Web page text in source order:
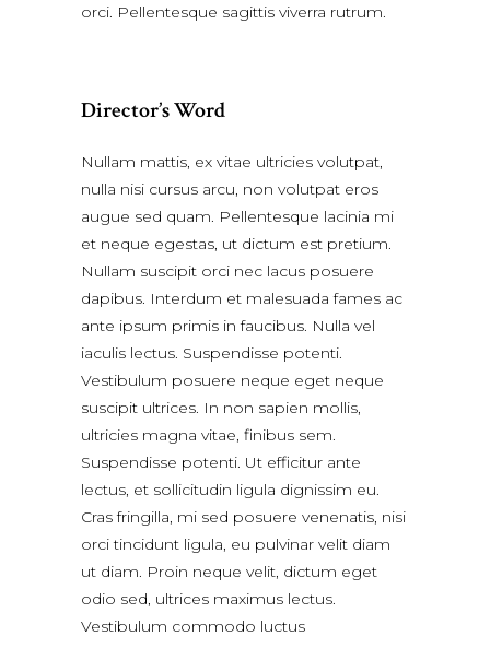
orci. Pellentesque sagittis viverra rutrum.
Director’s Word
Nullam mattis, ex vitae ultricies volutpat,
nulla nisi cursus arcu, non volutpat eros
augue sed quam. Pellentesque lacinia mi
et neque egestas, ut dictum est pretium.
Nullam suscipit orci nec lacus posuere
dapibus. Interdum et malesuada fames ac
ante ipsum primis in faucibus. Nulla vel
iaculis lectus. Suspendisse potenti.
Vestibulum posuere neque eget neque
suscipit ultrices. In non sapien mollis,
ultricies magna vitae, finibus sem.
Suspendisse potenti. Ut efficitur ante
lectus, et sollicitudin ligula dignissim eu.
Cras fringilla, mi sed posuere venenatis, nisi
orci tincidunt ligula, eu pulvinar velit diam
ut diam. Proin neque velit, dictum eget
odio sed, ultrices maximus lectus.
Vestibulum commodo luctus